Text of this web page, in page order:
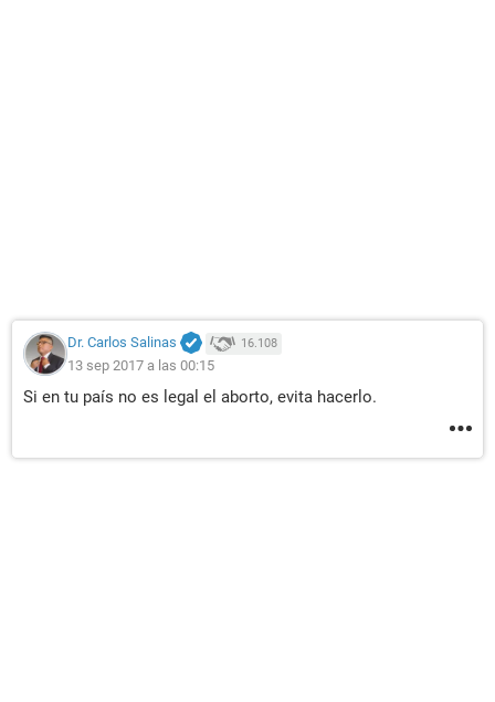
Dr. Carlos Salinas 16.108
13 sep 2017 a las 00:15
Si en tu país no es legal el aborto, evita hacerlo.